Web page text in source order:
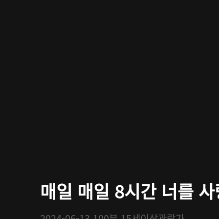
매일 매일 8시간 너를